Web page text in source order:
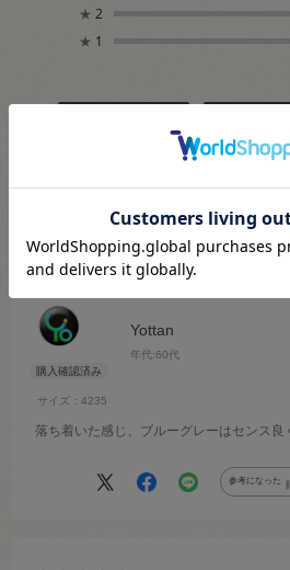
★ 2
★ 1
Yottan
年代:60代
サイズ：4235
変化が柔らかな色
落ち着いた感じ、ブルーグレーはセンス良
参考になった